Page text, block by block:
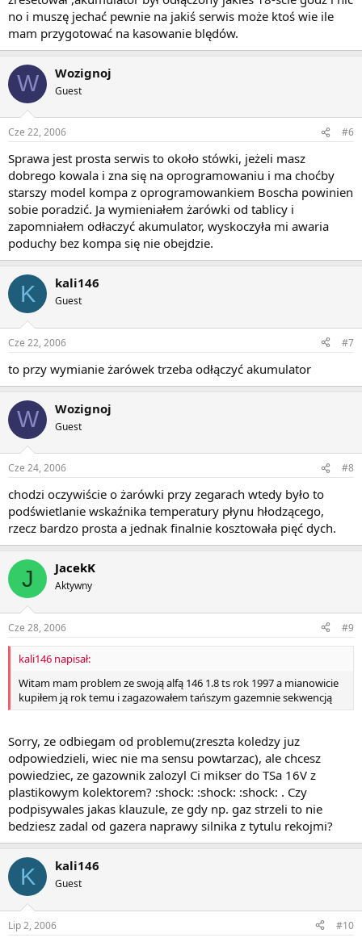
no i muszę jechać pewnie na jakiś serwis może ktoś wie ile
mam przygotować na kasowanie blędów.
W Wozignoj
Guest
Cze 22, 2006 #6
Sprawa jest prosta serwis to około stówki, jeżeli masz
dobrego kowala i zna się na oprogramowaniu i ma choćby
starszy model kompa z oprogramowankiem Boscha powinien
sobie poradzić. Ja wymieniałem żarówki od tablicy i
zapomniałem odłaczyć akumulator, wyskoczyła mi awaria
poduchy bez kompa się nie obejdzie.
K kali146
Guest
Cze 22, 2006 #7
to przy wymianie żarówek trzeba odłączyć akumulator
W Wozignoj
Guest
Cze 24, 2006 #8
chodzi oczywiście o żarówki przy zegarach wtedy było to
podświetlanie wskaźnika temperatury płynu hłodzącego,
rzecz bardzo prosta a jednak finalnie kosztowała pięć dych.
J JacekK
Aktywny
Cze 28, 2006 #9
kali146 napisał:
Witam mam problem ze swoją alfą 146 1.8 ts rok 1997 a mianowicie
kupiłem ją rok temu i zagazowałem tańszym gazemnie sekwencją
Sorry, ze odbiegam od problemu(zreszta koledzy juz
odpowiedzieli, wiec nie ma sensu powtarzac), ale chcesz
powiedziec, ze gazownik zalozyl Ci mikser do TSa 16V z
plastikowym kolektorem? :shock: :shock: :shock: . Czy
podpisywales jakas klauzule, ze gdy np. gaz strzeli to nie
bedziesz zadal od gazera naprawy silnika z tytulu rekojmi?
K kali146
Guest
Lip 2, 2006 #10